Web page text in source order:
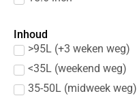
Inhoud
>95L (+3 weken weg)
<35L (weekend weg)
35-50L (midweek weg)